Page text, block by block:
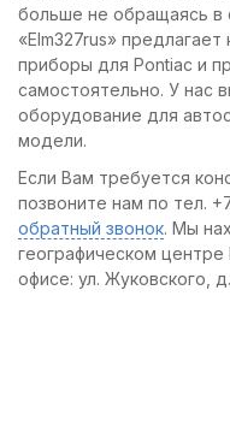
больше не обращаясь в
«Elm327rus» предлагает
приборы для Pontiac и
самостоятельно. У нас
оборудование для
модели.
Если Вам требуется
позвоните нам по тел.
обратный звонок. Мы
географическом
офисе: ул. Жуковского,